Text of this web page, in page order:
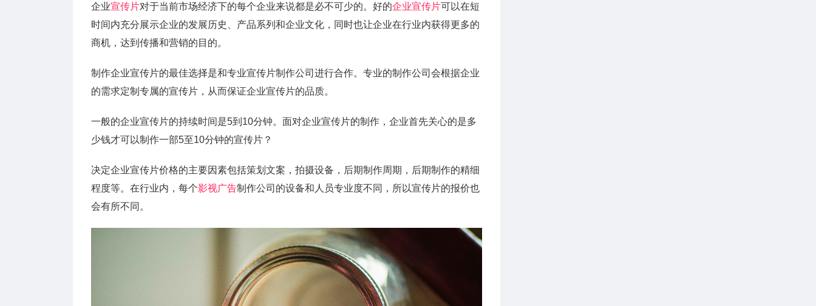
企业宣传片对于当前市场经济下的每个企业来说都是必不可少的。好的企业宣传片可以在短
时间内充分展示企业的发展历史、产品系列和企业文化，同时也让企业在行业内获得更多的
商机，达到传播和营销的目的。
制作企业宣传片的最佳选择是和专业宣传片制作公司进行合作。专业的制作公司会根据企业
的需求定制专属的宣传片，从而保证企业宣传片的品质。
一般的企业宣传片的持续时间是5到10分钟。面对企业宣传片的制作，企业首先关心的是多
少钱才可以制作一部5至10分钟的宣传片？
决定企业宣传片价格的主要因素包括策划文案，拍摄设备，后期制作周期，后期制作的精细
程度等。在行业内，每个影视广告制作公司的设备和人员专业度不同，所以宣传片的报价也
会有所不同。